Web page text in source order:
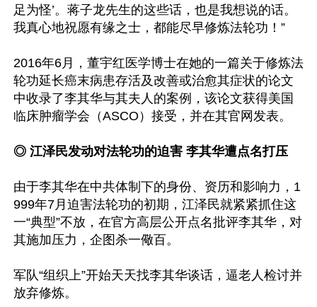
足为怪’。蒋子龙先生的这些话，也是我想说的话。
我真心地祝愿有缘之士，都能尽早修炼法轮功！”
2016年6月，董宇红医学博士在她的一篇关于修炼法
轮功延长癌末病患存活及改善或治愈其症状的论文
中收录了李其华与其夫人的案例，该论文获得美国
临床肿瘤学会（ASCO）接受，并在其官网发表。
◎ 江泽民发动对法轮功的迫害 李其华遭点名打压
由于李其华在中共体制下的身份、资历和影响力，1
999年7月迫害法轮功的初期，江泽民就紧紧抓住这
一“典型”不放，在官方高层公开点名批评李其华，对
其施加压力，企图杀一儆百。
军队“组织上”开始天天找李其华谈话，逼老人检讨并
放弃修炼。